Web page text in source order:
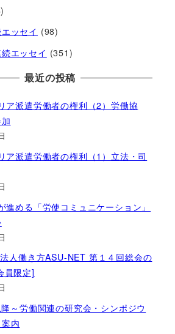
ッセイ (98)
エッセイ (351)
最近の投稿
ア派遣労働者の権利（2）労働協
ア派遣労働者の権利（1）立法・司
進める「労使コミュニケーション」
人働き方ASU-NET 第１４回総会の
限定]
～労働関連の研究会・シンポジウ
内